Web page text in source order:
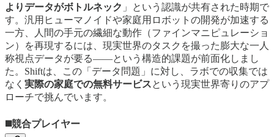
よりデータがボトルネック 」という認識が共有された時期で
す。汎用ヒューマノイドや家庭用ロボットの開発が加速する
一方、人間の手元の繊細な動作（ファインマニピュレーショ
ン）を再現するには、現実世界のタスクを撮った膨大な一人
称視点データが要る——という構造的課題が前面化しまし
た。Shiftは、この「データ問題」に対し、ラボでの収集では
なく 実際の家庭での無料サービスという現実世界寄りのアプ
ローチで挑んでいます。
◼️競合プレイヤー